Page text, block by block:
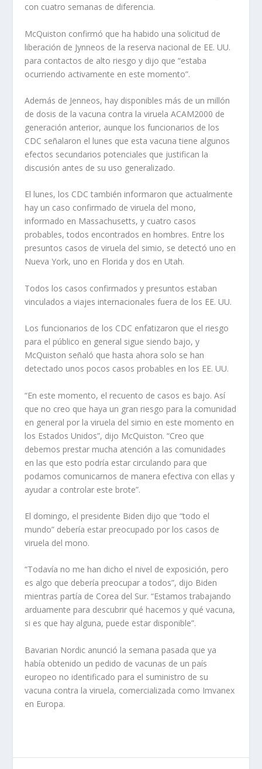
con cuatro semanas de diferencia.
McQuiston confirmó que ha habido una solicitud de
liberación de Jynneos de la reserva nacional de EE. UU.
para contactos de alto riesgo y dijo que “estaba
ocurriendo activamente en este momento”.
Además de Jenneos, hay disponibles más de un millón
de dosis de la vacuna contra la viruela ACAM2000 de
generación anterior, aunque los funcionarios de los
CDC señalaron el lunes que esta vacuna tiene algunos
efectos secundarios potenciales que justifican la
discusión antes de su uso generalizado.
El lunes, los CDC también informaron que actualmente
hay un caso confirmado de viruela del mono,
informado en Massachusetts, y cuatro casos
probables, todos encontrados en hombres. Entre los
presuntos casos de viruela del simio, se detectó uno en
Nueva York, uno en Florida y dos en Utah.
Todos los casos confirmados y presuntos estaban
vinculados a viajes internacionales fuera de los EE. UU.
Los funcionarios de los CDC enfatizaron que el riesgo
para el público en general sigue siendo bajo, y
McQuiston señaló que hasta ahora solo se han
detectado unos pocos casos probables en los EE. UU.
“En este momento, el recuento de casos es bajo. Así
que no creo que haya un gran riesgo para la comunidad
en general por la viruela del simio en este momento en
los Estados Unidos”, dijo McQuiston. “Creo que
debemos prestar mucha atención a las comunidades
en las que esto podría estar circulando para que
podamos comunicarnos de manera efectiva con ellas y
ayudar a controlar este brote”.
El domingo, el presidente Biden dijo que “todo el
mundo” debería estar preocupado por los casos de
viruela del mono.
“Todavía no me han dicho el nivel de exposición, pero
es algo que debería preocupar a todos”, dijo Biden
mientras partía de Corea del Sur. “Estamos trabajando
arduamente para descubrir qué hacemos y qué vacuna,
si es que hay alguna, puede estar disponible”.
Bavarian Nordic anunció la semana pasada que ya
había obtenido un pedido de vacunas de un país
europeo no identificado para el suministro de su
vacuna contra la viruela, comercializada como Imvanex
en Europa.